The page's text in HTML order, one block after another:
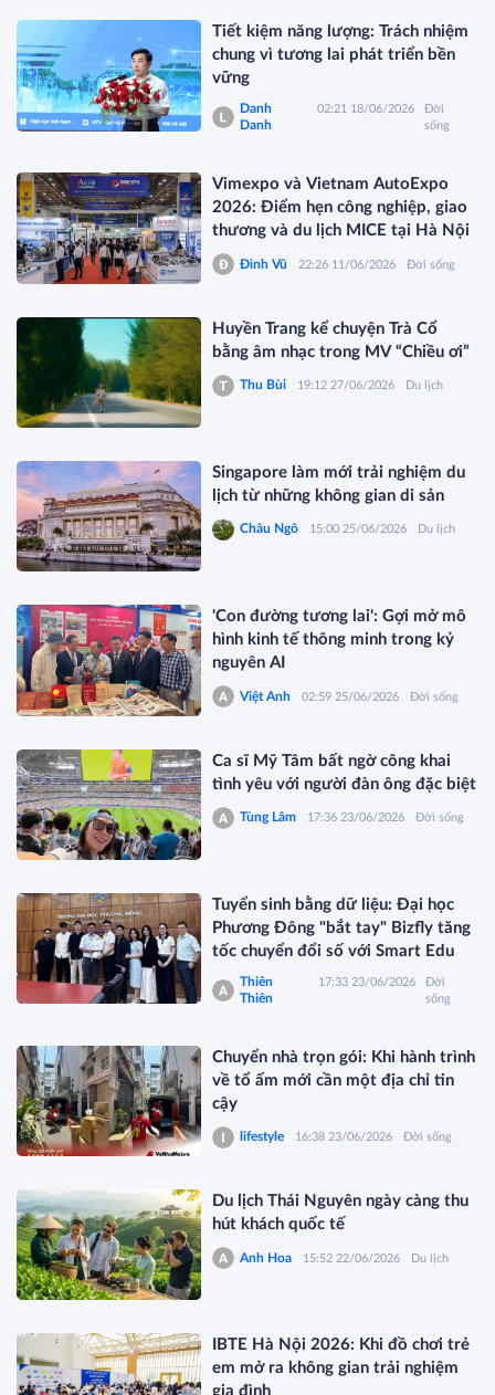
Tiết kiệm năng lượng: Trách nhiệm
chung vì tương lai phát triển bền
vững
Danh
Danh
02:21 18/06/2026
Đời
sống
Vimexpo và Vietnam AutoExpo
2026: Điểm hẹn công nghiệp, giao
thương và du lịch MICE tại Hà Nội
Đình Vũ 22:26 11/06/2026 Đời sống
Huyền Trang kể chuyện Trà Cổ
bằng âm nhạc trong MV “Chiều ơi”
Thu Bùi 19:12 27/06/2026 Du lịch
Singapore làm mới trải nghiệm du
lịch từ những không gian di sản
Châu Ngô 15:00 25/06/2026 Du lịch
'Con đường tương lai': Gợi mở mô
hình kinh tế thông minh trong kỷ
nguyên AI
Việt Anh 02:59 25/06/2026 Đời sống
Ca sĩ Mỹ Tâm bất ngờ công khai
tình yêu với người đàn ông đặc biệt
Tùng Lâm 17:36 23/06/2026 Đời sống
Tuyển sinh bằng dữ liệu: Đại học
Phương Đông "bắt tay" Bizfly tăng
tốc chuyển đổi số với Smart Edu
Thiên
Thiên
17:33 23/06/2026
Đời
sống
Chuyển nhà trọn gói: Khi hành trình
về tổ ấm mới cần một địa chỉ tin
cậy
lifestyle 16:38 23/06/2026 Đời sống
Du lịch Thái Nguyên ngày càng thu
hút khách quốc tế
Anh Hoa 15:52 22/06/2026 Du lịch
IBTE Hà Nội 2026: Khi đồ chơi trẻ
em mở ra không gian trải nghiệm
gia đình